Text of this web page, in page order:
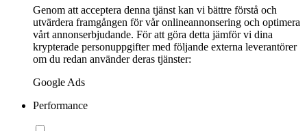
Genom att acceptera denna tjänst kan vi bättre förstå och
utvärdera framgången för vår onlineannonsering och optimera
vårt annonserbjudande. För att göra detta jämför vi dina
krypterade personuppgifter med följande externa leverantörer
om du redan använder deras tjänster:
Google Ads
Performance